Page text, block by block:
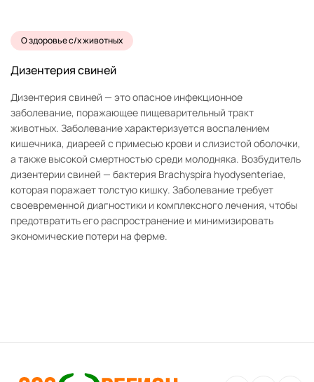
О здоровье с/х животных
Дизентерия свиней
Дизентерия свиней — это опасное инфекционное
заболевание, поражающее пищеварительный тракт
животных. Заболевание характеризуется воспалением
кишечника, диареей с примесью крови и слизистой оболочки,
а также высокой смертностью среди молодняка. Возбудитель
дизентерии свиней — бактерия Brachyspira hyodysenteriae,
которая поражает толстую кишку. Заболевание требует
своевременной диагностики и комплексного лечения, чтобы
предотвратить его распространение и минимизировать
экономические потери на ферме.